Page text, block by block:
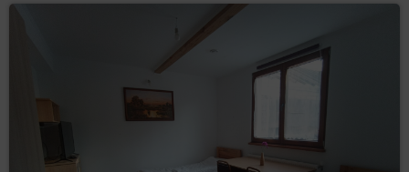
następuje poprzez kliknięcie przycisku: „Zgadzam się,
chcę przejść do strony” podczas wyświetlania się
komunikatu o korzystaniu z plików cookies przez
Serwis albo poprzez zamknięcie tego komunikatu.
Zgoda, o której mowa w poprzednim punkcie, może
obejmować wyłącznie wybrane pliki cookies. W takim
przypadku Gość/Użytkownik Serwisu powinien
skorzystać z opcji: „Ustawienia plików cookies”,
dostępnej w komunikacie o korzystaniu z plików
cookies przez Sklep internetowy. Jednocześnie
Administrator danych zastrzega, że wyłączenie